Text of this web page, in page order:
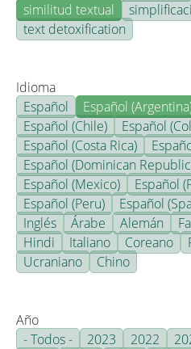
similitud textual
text detoxification
Idioma
Español
Español
Español (Chile)
Español
Español (Costa Rica)
Español (Dominican
Español (Mexico)
Español
Español (Peru)
Español
Inglés
Árabe Alemán
Hindi
Italiano Coreano
Ucraniano
Chino
Año
- Todos -
2023 2022